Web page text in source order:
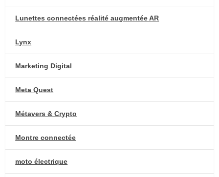
Lunettes connectées réalité augmentée AR
Lynx
Marketing Digital
Meta Quest
Métavers & Crypto
Montre connectée
moto électrique